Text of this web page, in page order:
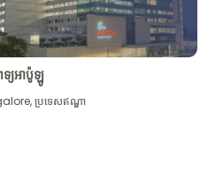
ទ្យអាប៉ូឡូ
,ប្រទេសឥណ្ឌា